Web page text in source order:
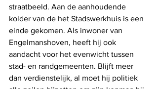
straatbeeld. Aan de aanhoudende
kolder van de het Stadswerkhuis is een
einde gekomen. Als inwoner van
Engelmanshoven, heeft hij ook
aandacht voor het evenwicht tussen
stad- en randgemeenten. Blijft meer
dan verdienstelijk, al moet hij politiek